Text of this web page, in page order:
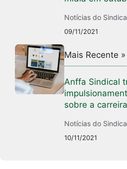
Notícias do
09/11/2021
Mais Recente »
Anffa Sindical
sobre a
Notícias do
10/11/2021